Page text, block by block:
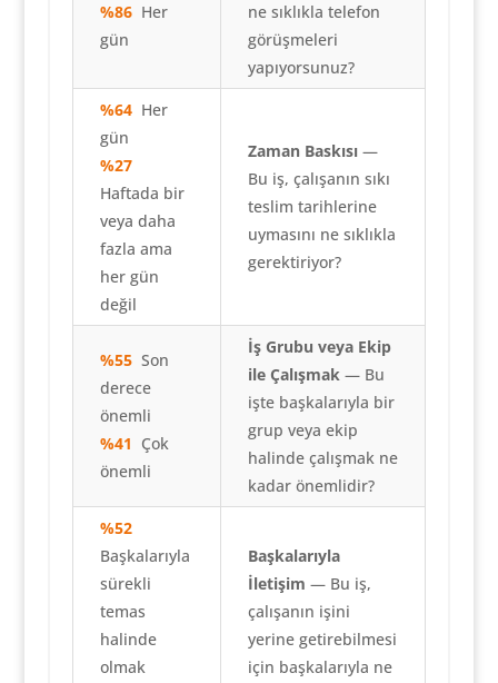
%86Her
gün
ne sıklıkla telefon
görüşmeleri
yapıyorsunuz?
%64Her
gün
%27
Haftada bir
veya daha
fazla ama
her gün
değil
Zaman Baskısı—
Bu iş, çalışanın sıkı
teslim tarihlerine
uymasını ne sıklıkla
gerektiriyor?
%55Son
derece
önemli
%41 Çok
önemli
İş Grubu veya Ekip
ile Çalışmak— Bu
işte başkalarıyla bir
grup veya ekip
halinde çalışmak ne
kadar önemlidir?
%52
Başkalarıyla
sürekli
temas
halinde
olmak
Başkalarıyla
İletişim — Bu iş,
çalışanın işini
yerine getirebilmesi
için başkalarıyla ne